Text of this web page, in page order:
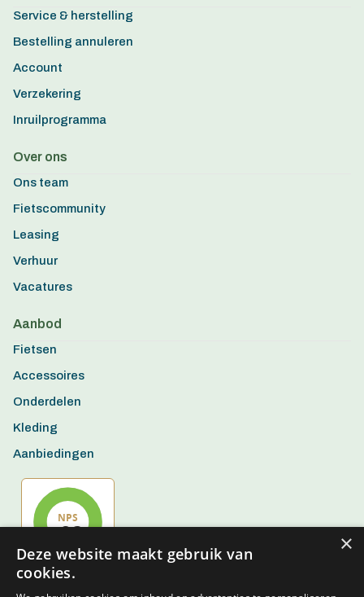
Service & herstelling
Bestelling annuleren
Account
Verzekering
Inruilprogramma
Over ons
Ons team
Fietscommunity
Leasing
Verhuur
Vacatures
Aanbod
Fietsen
Accessoires
Onderdelen
Kleding
Aanbiedingen
×
Deze website maakt gebruik van
cookies.